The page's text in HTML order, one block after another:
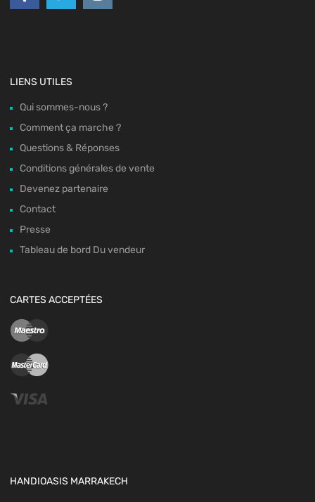
LIENS UTILES
Qui sommes-nous ?
Comment ça marche ?
Questions & Réponses
Conditions générales de vente
Devenez partenaire
Contact
Presse
Tableau de bord Du vendeur
CARTES ACCEPTÉES
HANDIOASIS MARRAKECH